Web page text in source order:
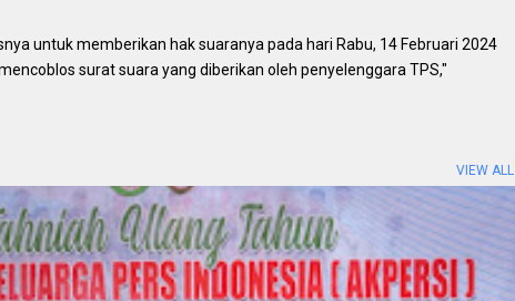
untuk memberikan hak suaranya pada hari Rabu, 14 Februari 2024
surat suara yang diberikan oleh penyelenggara TPS,"
VIEW ALL